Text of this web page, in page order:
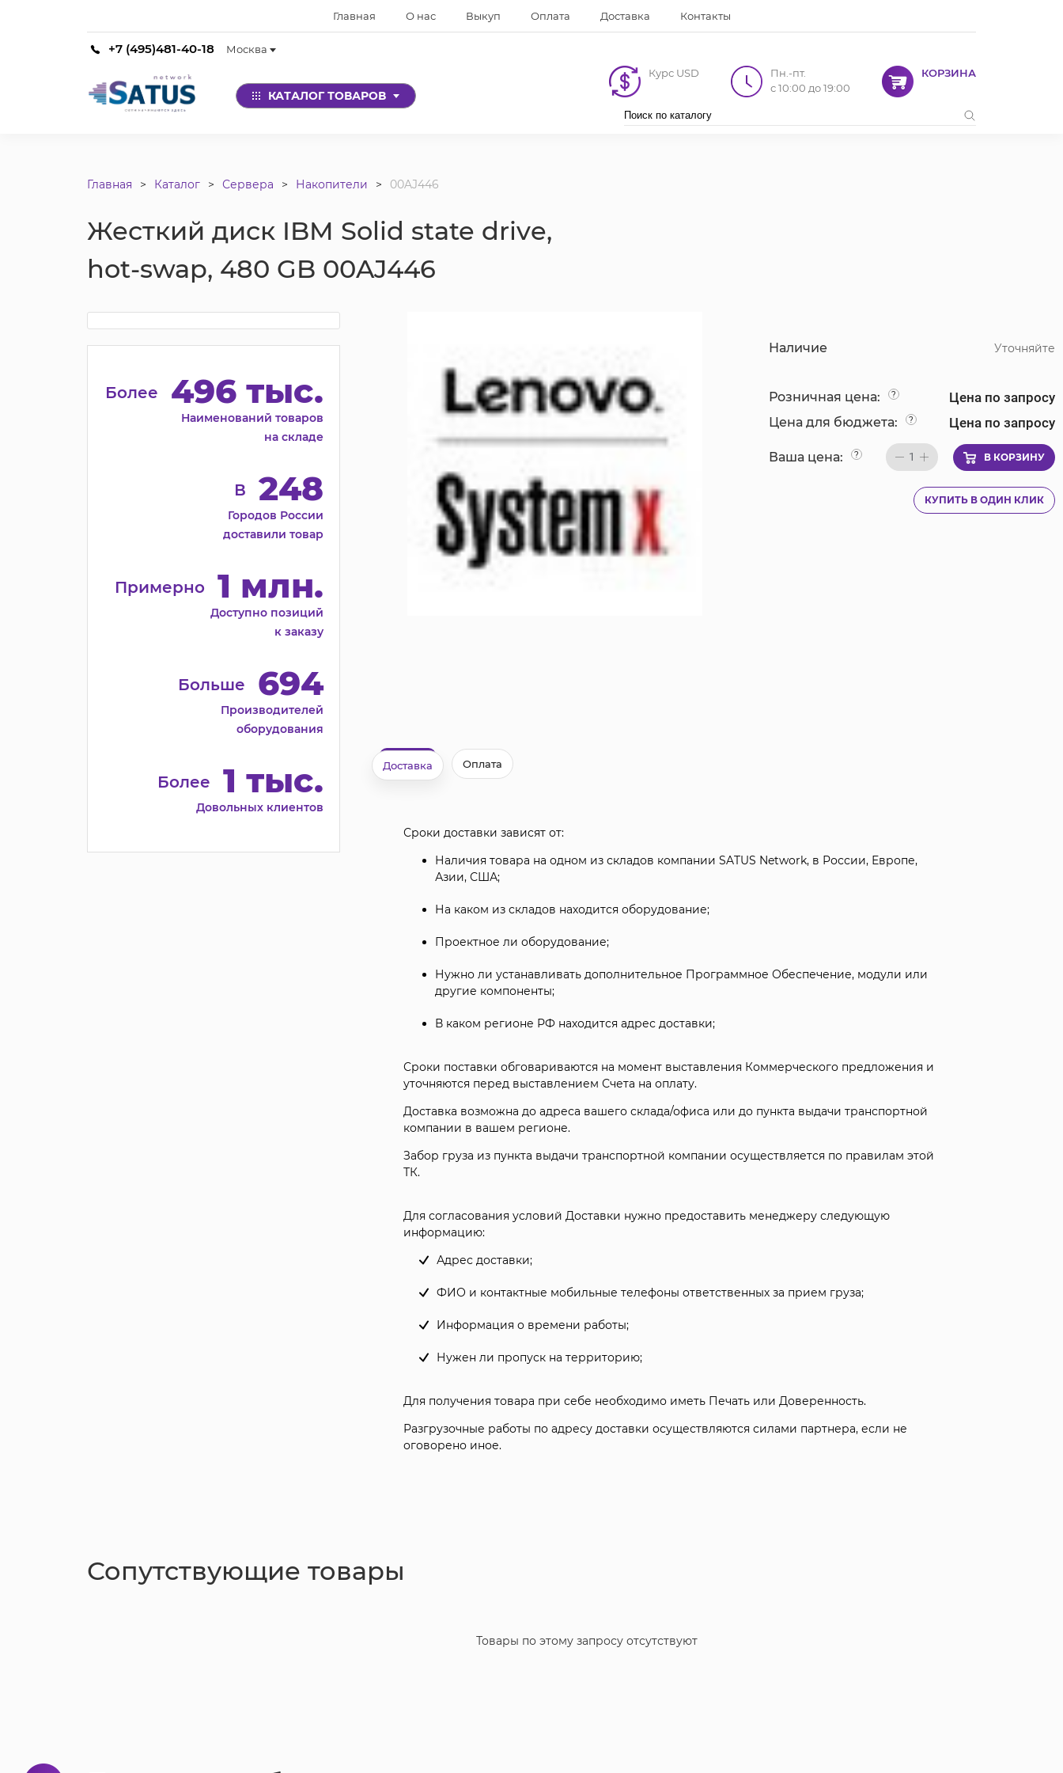
Главная О нас Выкуп Оплата Доставка Контакты
+7 (495)481-40-18 Москва
КАТАЛОГ ТОВАРОВ
Курс USD
Пн.-пт.
с 10:00 до 19:00
КОРЗИНА
Главная Каталог Сервера Накопители 00AJ446
Жесткий диск IBM Solid state drive,
hot-swap, 480 GB 00AJ446
Более 496 тыс.
Наименований товаров
на складе
В 248
Городов России
доставили товар
Примерно 1 млн.
Доступно позиций
к заказу
Больше 694
Производителей
оборудования
Более 1 тыс.
Довольных клиентов
Наличие Уточняйте
Розничная цена: ? Цена по запросу
Цена для бюджета: ? Цена по запросу
Ваша цена: ? 1 В КОРЗИНУ
КУПИТЬ В ОДИН КЛИК
Доставка Оплата
Сроки доставки зависят от:
Наличия товара на одном из складов компании SATUS Network, в России, Европе,
Азии, США;
На каком из складов находится оборудование;
Проектное ли оборудование;
Нужно ли устанавливать дополнительное Программное Обеспечение, модули или
другие компоненты;
В каком регионе РФ находится адрес доставки;
Сроки поставки обговариваются на момент выставления Коммерческого предложения и
уточняются перед выставлением Счета на оплату.
Доставка возможна до адреса вашего склада/офиса или до пункта выдачи транспортной
компании в вашем регионе.
Забор груза из пункта выдачи транспортной компании осуществляется по правилам этой
ТК.
Для согласования условий Доставки нужно предоставить менеджеру следующую
информацию:
Адрес доставки;
ФИО и контактные мобильные телефоны ответственных за прием груза;
Информация о времени работы;
Нужен ли пропуск на территорию;
Для получения товара при себе необходимо иметь Печать или Доверенность.
Разгрузочные работы по адресу доставки осуществляются силами партнера, если не
оговорено иное.
Сопутствующие товары
Товары по этому запросу отсутствуют